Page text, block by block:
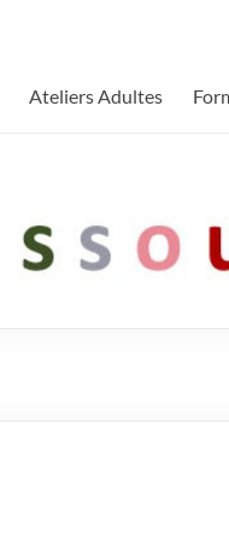
Ateliers Adultes